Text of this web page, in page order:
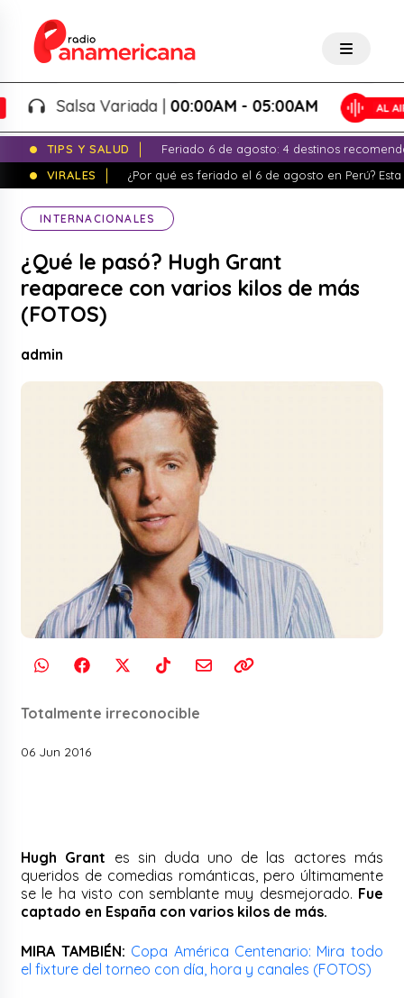
Salsa Variada |00:00AM - 05:00AM
TIPS Y SALUD
Feriado 6 de agosto: 4 destinos
VIRALES
¿Por qué es feriado el 6 de agosto en Perú?
INTERNACIONALES
¿Qué le pasó? Hugh Grant
reaparece con varios kilos de más
(FOTOS)
admin
Totalmente irreconocible
06 Jun 2016
Hugh Grant es sin duda uno de las actores más
queridos de comedias románticas, pero últimamente
se le ha visto con semblante muy desmejorado. Fue
captado en España con varios kilos de más.
MIRA TAMBIÉN: Copa América Centenario: Mira todo
el fixture del torneo con día, hora y canales (FOTOS)